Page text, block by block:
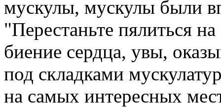
мускулы, мускулы были
"Перестаньте пялиться
биение сердца, увы,
под складками
на самых интересных